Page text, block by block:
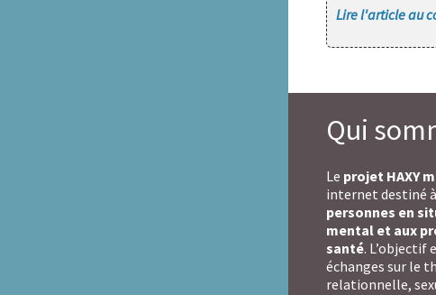
Lire l'article au
Qui
Le projet HAXY
internet destiné à
personnes en
mental et aux
santé. L’objectif
échanges sur le
relationnelle,